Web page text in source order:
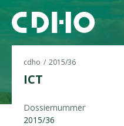
cdho 2015/36
ICT
Dossiernummer
2015/36